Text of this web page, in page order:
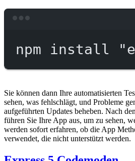
npm install
Sie können dann Ihre automatisierten
sehen, was fehlschlägt, und Probleme
aufgeführten Updates beheben. Nach
führen Sie Ihre App aus, um zu sehen,
werden sofort erfahren, ob die App
verwendet, die nicht unterstützt werden.